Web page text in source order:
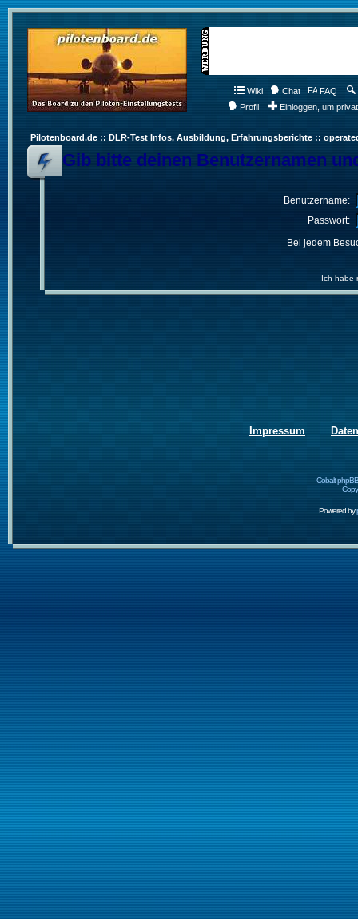
Wiki Chat FAQ
Profil
Einloggen, um
Pilotenboard.de :: DLR-Test Infos, Ausbildung, Erfahrungsberichte ::
Gib bitte deinen Benutzernamen
Benutzername:
Passwort:
Bei jedem
Ich habe
Impressum
Cobalt
Powered by